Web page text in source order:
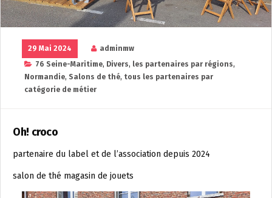
29 Mai 2024
adminmw
76 Seine-Maritime, Divers, les partenaires par régions,
Normandie, Salons de thé, tous les partenaires par
catégorie de métier
Oh! croco
partenaire du label et de l’association depuis 2024
salon de thé magasin de jouets